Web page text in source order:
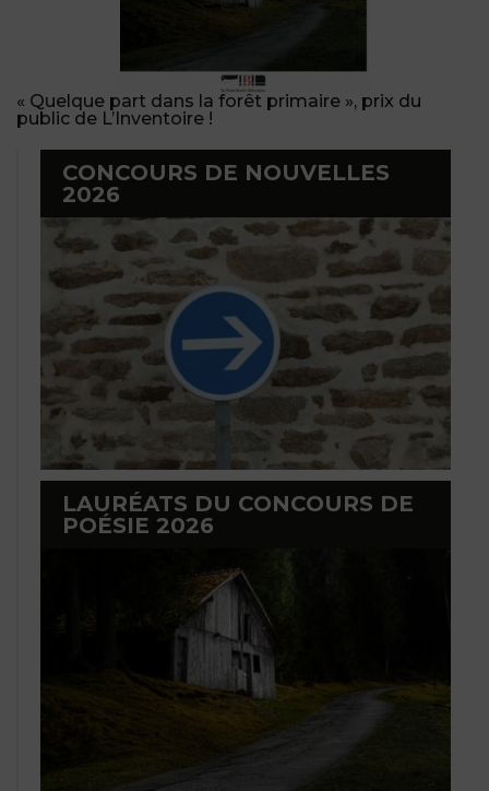
« Quelque part dans la forêt primaire », prix du
public de L’Inventoire !
CONCOURS DE NOUVELLES
2026
LAURÉATS DU CONCOURS DE
POÉSIE 2026